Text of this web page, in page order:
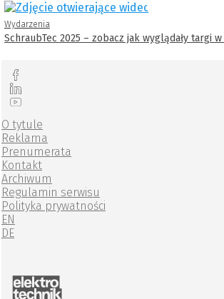
Wydarzenia
SchraubTec 2025 – zobacz jak wyglądały targi
O tytule
Reklama
Prenumerata
Kontakt
Archiwum
Regulamin serwisu
Polityka prywatności
EN
DE